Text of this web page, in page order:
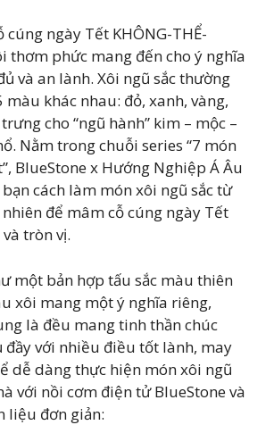
cúng ngày Tết KHÔNG-THỂ-
thơm phức mang đến cho ý nghĩa
và an lành. Xôi ngũ sắc thường
màu khác nhau: đỏ, xanh, vàng,
cho “ngũ hành” kim – mộc –
Nằm trong chuỗi series “7 món
BlueStone x Hướng Nghiệp Á Âu
cách làm món xôi ngũ sắc từ
để mâm cỗ cúng ngày Tết
tròn vị.
một bản hợp tấu sắc màu thiên
xôi mang một ý nghĩa riêng,
là đều mang tinh thần chúc
đầy với nhiều điều tốt lành, may
dễ dàng thực hiện món xôi ngũ
với nồi cơm điện tử BlueStone và
liệu đơn giản: